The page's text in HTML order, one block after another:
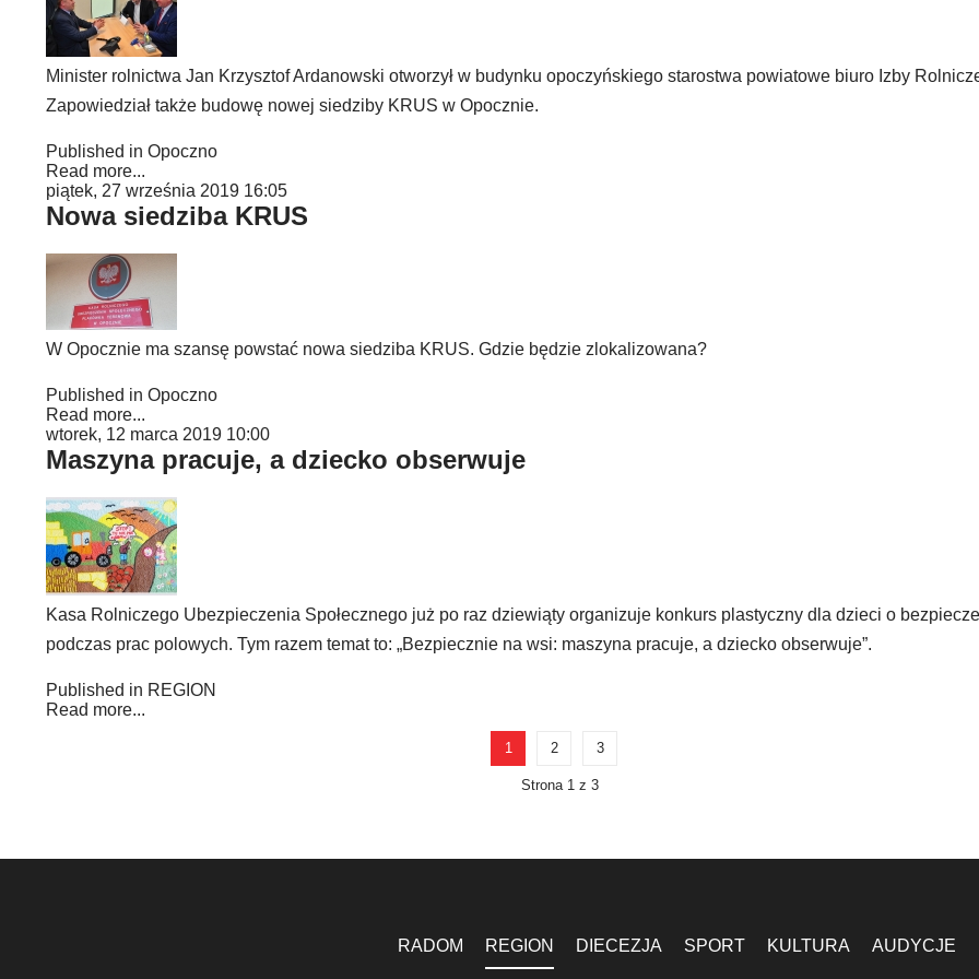
Minister rolnictwa Jan Krzysztof Ardanowski otworzył w budynku opoczyńskiego starostwa powiatowe biuro Izby
Zapowiedział także budowę nowej siedziby KRUS w Opocznie.
Published in Opoczno
Read more...
piątek, 27 września 2019 16:05
Nowa siedziba KRUS
W Opocznie ma szansę powstać nowa siedziba KRUS. Gdzie będzie zlokalizowana?
Published in Opoczno
Read more...
wtorek, 12 marca 2019 10:00
Maszyna pracuje, a dziecko obserwuje
Kasa Rolniczego Ubezpieczenia Społecznego już po raz dziewiąty organizuje konkurs plastyczny dla dzieci o
podczas prac polowych. Tym razem temat to: „Bezpiecznie na wsi: maszyna pracuje, a dziecko obserwuje”.
Published in REGION
Read more...
1 2 3
Strona 1 z 3
RADOM REGION DIECEZJA SPORT KULTURA AUDYCJE